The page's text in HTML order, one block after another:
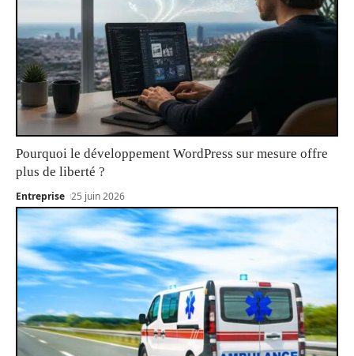
Pourquoi le développement WordPress sur mesure offre
plus de liberté ?
Entreprise 25 juin 2026